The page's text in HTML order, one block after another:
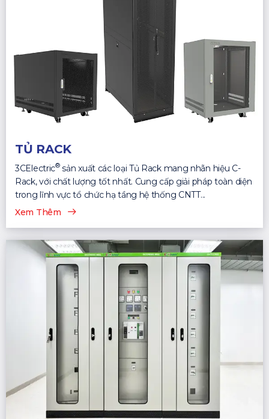
TỦ RACK
3CElectric®sản xuất các loại Tủ Rack mang nhãn hiệu C-
Rack, với chất lượng tốt nhất. Cung cấp giải pháp toàn diện
trong lĩnh vực tổ chức hạ tầng hệ thống CNTT...
Xem Thêm